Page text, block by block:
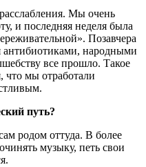
Мы очень
и последняя неделя была
Позавчера
антибиотиками, народными
все прошло. Такое
что мы отработали
путь?
родом оттуда. В более
музыку, петь свои